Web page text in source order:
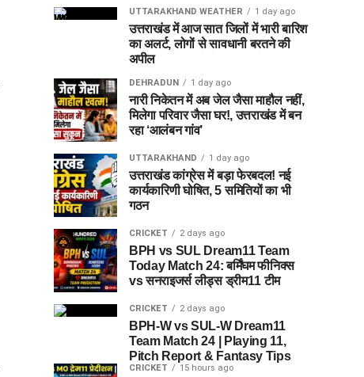
UTTARAKHAND WEATHER 1 day ago
उत्तराखंड में आज सात जिलों में भारी बारिश
का अलर्ट, लोगों से सावधानी बरतने की
अपील
DEHRADUN 1 day ago
नारी निकेतन में अब जेल जैसा माहौल नहीं,
मिलेगा परिवार जैसा घर!, उत्तराखंड में बन
रहा ‘आलंबन गांव’
UTTARAKHAND 1 day ago
उत्तराखंड कांग्रेस में बड़ा फेरबदल! नई
कार्यकारिणी घोषित, 5 समितियों का भी
गठन
CRICKET 2 days ago
BPH vs SUL Dream11 Team
Today Match 24: बर्मिंघम फीनिक्स
vs सनराइजर्स लीड्स ड्रीम11 टीम
CRICKET 2 days ago
BPH-W vs SUL-W Dream11
Team Match 24 | Playing 11,
Pitch Report & Fantasy Tips
CRICKET 15 hours ago